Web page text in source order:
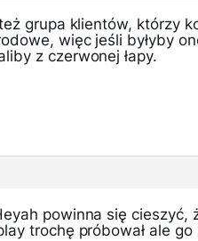
grupa klientów, którzy
więc jeśli byłyby
z czerwonej łapy.
powinna się cieszyć,
trochę próbował ale